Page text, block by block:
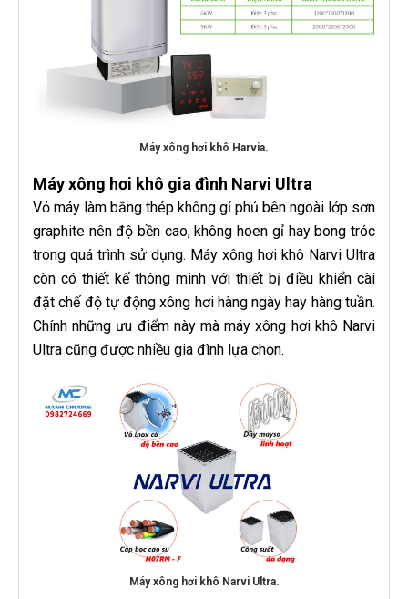
Máy xông hơi khô Harvia.
Máy xông hơi khô gia đình Narvi Ultra
Vỏ máy làm bằng thép không gỉ phủ bên ngoài lớp sơn
graphite nên độ bền cao, không hoen gỉ hay bong tróc
trong quá trình sử dụng. Máy xông hơi khô Narvi Ultra
còn có thiết kế thông minh với thiết bị điều khiển cài
đặt chế độ tự động xông hơi hàng ngày hay hàng tuần.
Chính những ưu điểm này mà máy xông hơi khô Narvi
Ultra cũng được nhiều gia đình lựa chọn.
Máy xông hơi khô Narvi Ultra.